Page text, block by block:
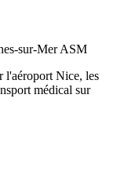
sur-Mer ASM
l'aéroport Nice, les
médical sur